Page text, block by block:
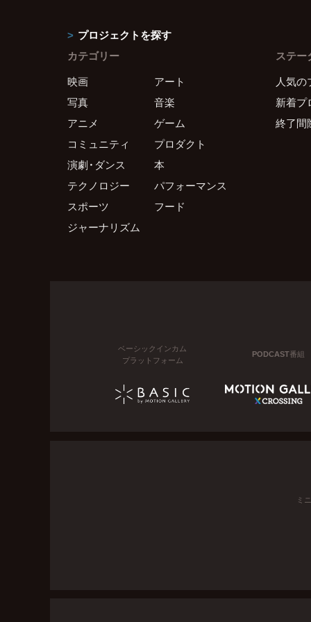
プロジェクトを探す
カテゴリー
映画
アート
写真
音楽
アニメ
ゲーム
コミュニティ
プロダクト
演劇・ダンス
本
テクノロジー
パフォーマンス
スポーツ
フード
ジャーナリズム
ステー
人気の
新着プ
終了間
ベーシックインカム
プラットフォーム
PODCAST番組
ミ